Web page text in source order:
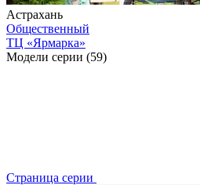
Астрахань
Общественный
ТЦ «Ярмарка»
Модели серии (59)
Страница серии